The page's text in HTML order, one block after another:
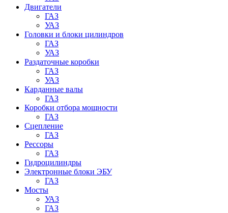
Двигатели
ГАЗ
УАЗ
Головки и блоки цилиндров
ГАЗ
УАЗ
Раздаточные коробки
ГАЗ
УАЗ
Карданные валы
ГАЗ
Коробки отбора мощности
ГАЗ
Сцепление
ГАЗ
Рессоры
ГАЗ
Гидроцилиндры
Электронные блоки ЭБУ
ГАЗ
Мосты
УАЗ
ГАЗ